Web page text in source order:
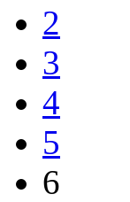
2
3
4
5
6